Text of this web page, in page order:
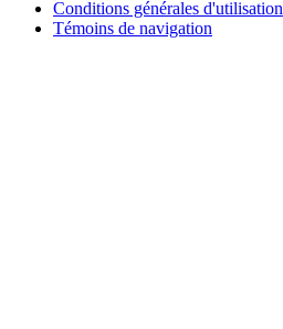
Conditions générales d'utilisation
Témoins de navigation